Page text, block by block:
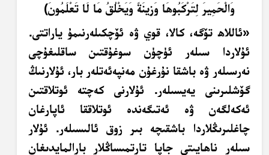
والحمير لتركبوهَا وزينَةً ويخلق ما لا تعلمون﴾
«ئاللاھ تۆگە، كالا، قوي ۋە ئۆچكىلەرنىمۇ ياراتتى.
ئۇلاردا سىلەر ئۈچۈن سوغۇقتىن ساقلىغۇچى
نەرسىلەر ۋە باشقا نۇرغۇن مەنپەئەتلەر بار، ئۇلارنىڭ
گۆشلىرىنى يەيسىلەر. ئۇلارنى كەچتە ئوتلاقتىن
ئەكەلگەن ۋە ئەتىگەندە ئوتلاققا ئاپارغان
چاغلىرىڭلاردا باشقىچە بىر زوق ئالىسىلەر. ئۇلار
سىلەر ناھايىتى جاپا تارتمىساڭلار بارالمايدىغان